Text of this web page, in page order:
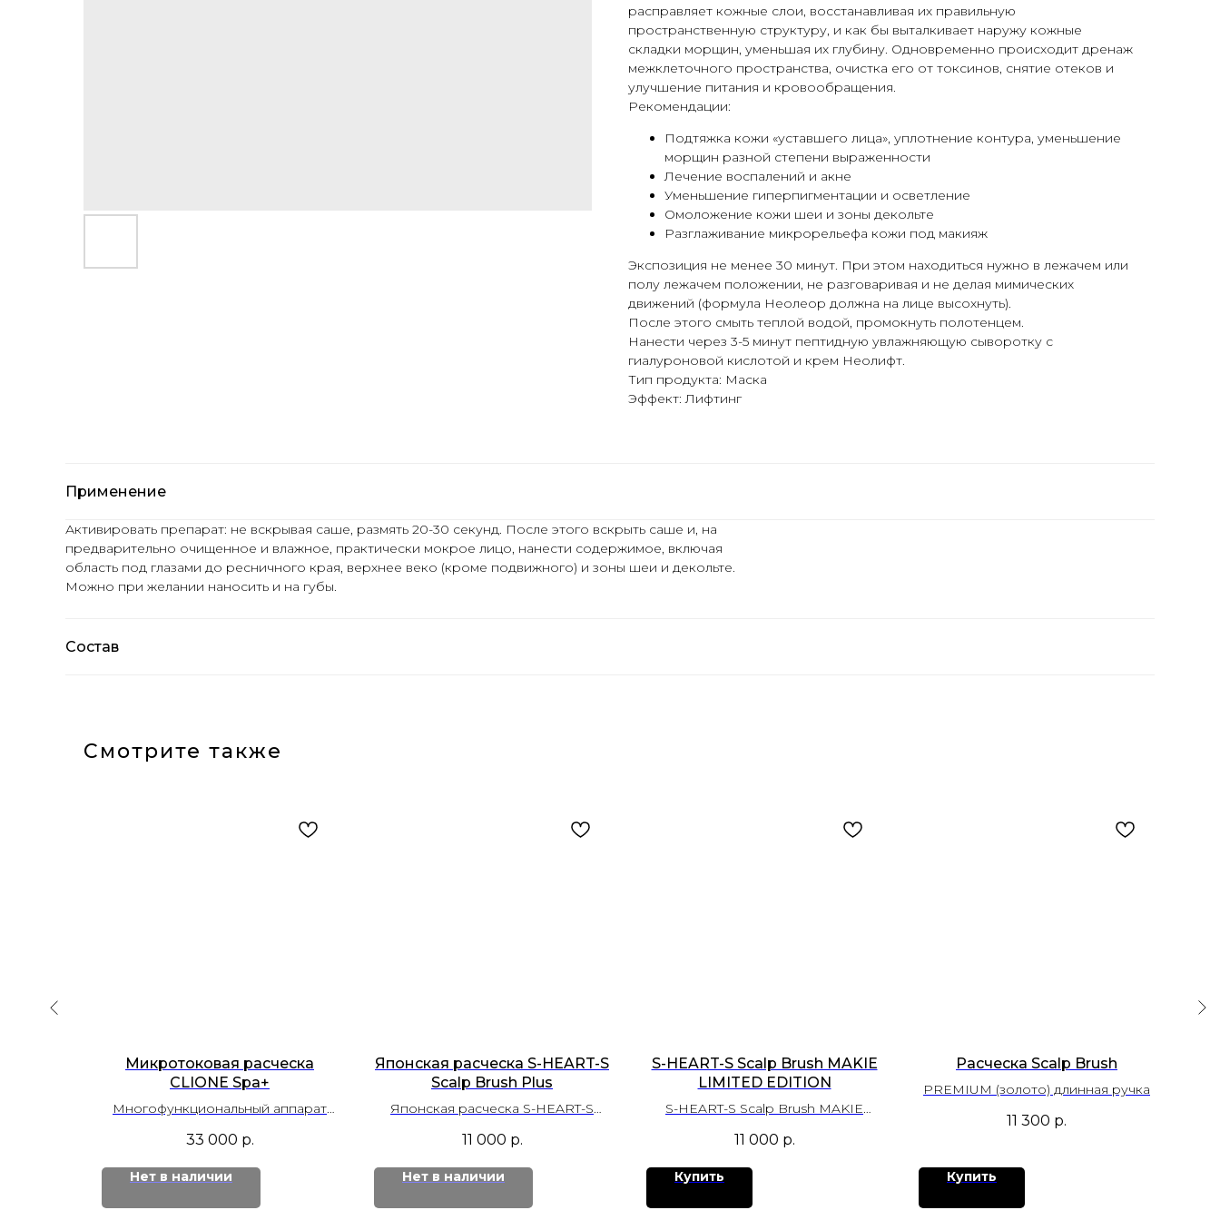
расправляет кожные слои, восстанавливая их правильную
пространственную структуру, и как бы выталкивает наружу кожные
складки морщин, уменьшая их глубину. Одновременно происходит дренаж
межклеточного пространства, очистка его от токсинов, снятие отеков и
улучшение питания и кровообращения.
Рекомендации:
Подтяжка кожи «уставшего лица», уплотнение контура, уменьшение
морщин разной степени выраженности
Лечение воспалений и акне
Уменьшение гиперпигментации и осветление
Омоложение кожи шеи и зоны декольте
Разглаживание микрорельефа кожи под макияж
Экспозиция не менее 30 минут. При этом находиться нужно в лежачем или
полу лежачем положении, не разговаривая и не делая мимических
движений (формула Неолеор должна на лице высохнуть).
После этого смыть теплой водой, промокнуть полотенцем.
Нанести через 3-5 минут пептидную увлажняющую сыворотку с
гиалуроновой кислотой и крем Неолифт.
Тип продукта: Маска
Эффект: Лифтинг
Применение
Активировать препарат: не вскрывая саше, размять 20-30 секунд. После этого вскрыть саше и, на
предварительно очищенное и влажное, практически мокрое лицо, нанести содержимое, включая
область под глазами до ресничного края, верхнее веко (кроме подвижного) и зоны шеи и декольте.
Можно при желании наносить и на губы.
Состав
Смотрите также
Микротоковая расческа
CLIONE Spa+
Многофункциональный аппарат
головы, сочетающий LED-терапию,
EMS-микротоки и ионную
технологию.
33 000 р.
Нет в наличии
Японская расческа S-HEART-S
Scalp Brush Plus
Японская расческа S-HEART-S
длинная ручка
11 000 р.
Нет в наличии
S-HEART-S Scalp Brush MAKIE
LIMITED EDITION
S-HEART-S Scalp Brush MAKIE
11 000 р.
Купить
Расческа Scalp Brush
PREMIUM (золото) длинная ручка
11 300 р.
Купить